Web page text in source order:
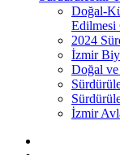
Doğal-
Edilmesi
2024
İzmir
Doğal
İzmir